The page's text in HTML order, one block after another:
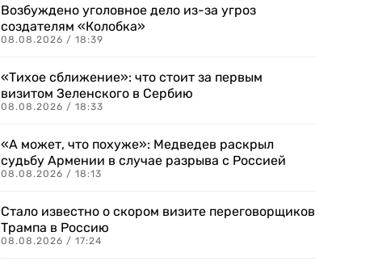
Возбуждено уголовное дело из-за угроз
создателям «Колобка»
08.08.2026 / 18:39
«Тихое сближение»: что стоит за первым
визитом Зеленского в Сербию
08.08.2026 / 18:33
«А может, что похуже»: Медведев раскрыл
судьбу Армении в случае разрыва с Россией
08.08.2026 / 18:13
Стало известно о скором визите переговорщиков
Трампа в Россию
08.08.2026 / 17:24